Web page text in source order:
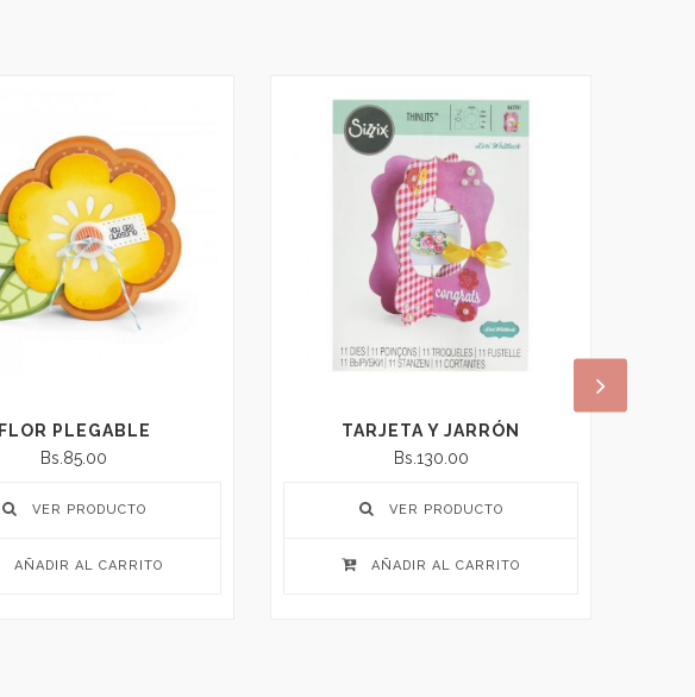
FLOR PLEGABLE
Bs.85.00
VER PRODUCTO
AÑADIR AL CARRITO
TARJETA Y JARRÓN
Bs.130.00
VER PRODUCTO
AÑADIR AL CARRITO